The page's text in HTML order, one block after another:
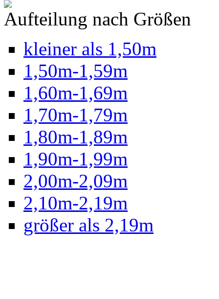
Aufteilung nach Größen
kleiner als 1,50m
1,50m-1,59m
1,60m-1,69m
1,70m-1,79m
1,80m-1,89m
1,90m-1,99m
2,00m-2,09m
2,10m-2,19m
größer als 2,19m